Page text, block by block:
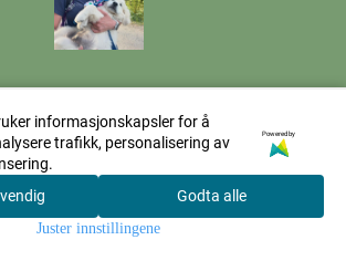
Søk
Mystore.no
informasjonskapsler for å
trafikk, personalisering av
Powered by
Godta alle
Juster innstillingene